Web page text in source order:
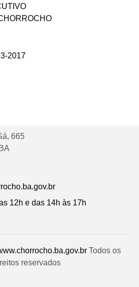
2017
665
12h e das 14h às 17h
Todos os
reservados